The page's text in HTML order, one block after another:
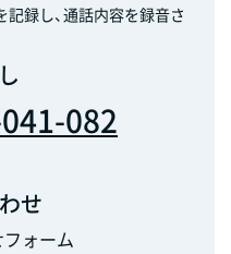
録し、通話内容を録音さ
082
せ
ォーム